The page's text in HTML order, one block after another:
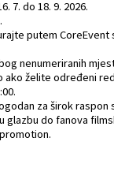
7. do 18. 9. 2026.
putem CoreEvent
nenumeriranih
ako želite određeni
za širok raspon
glazbu do fanova